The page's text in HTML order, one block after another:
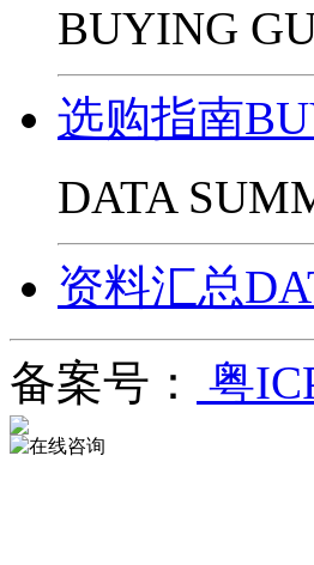
BUYING
选购指南
DATA
资料汇总
备案号：
粤